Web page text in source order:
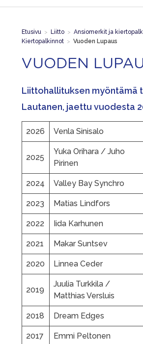
Etusivu > Liitto > Ansiomerkit ja
Kiertopalkinnot > Vuoden Lupaus
VUODEN
Liittohallituksen myöntämä
Lautanen, jaettu vuodesta
2026 Venla Sinisalo
2025
Yuka Orihara / Juho
Pirinen
2024 Valley Bay Synchro
2023 Matias Lindfors
2022 Iida Karhunen
2021 Makar Suntsev
2020 Linnea Ceder
2019
Juulia Turkkila /
Matthias Versluis
2018 Dream Edges
2017 Emmi Peltonen